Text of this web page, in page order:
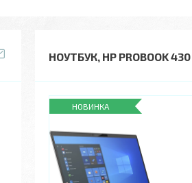
НОУТБУК, HP PROBOOK 430
НОВИНКА